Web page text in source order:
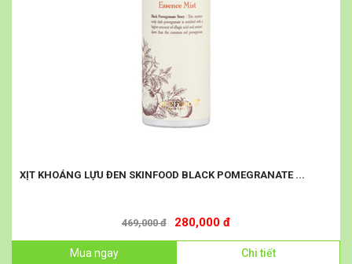
XỊT KHOÁNG LỰU ĐEN SKINFOOD BLACK POMEGRANATE ...
469,000 đ 280,000 đ
Mua ngay Chi tiết